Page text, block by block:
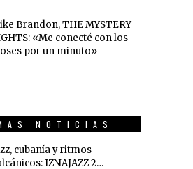
Brandon, THE MYSTERY
«Me conecté con los
por un minuto»
NOTICIAS
cubanía y ritmos
IZNAJAZZ 2…